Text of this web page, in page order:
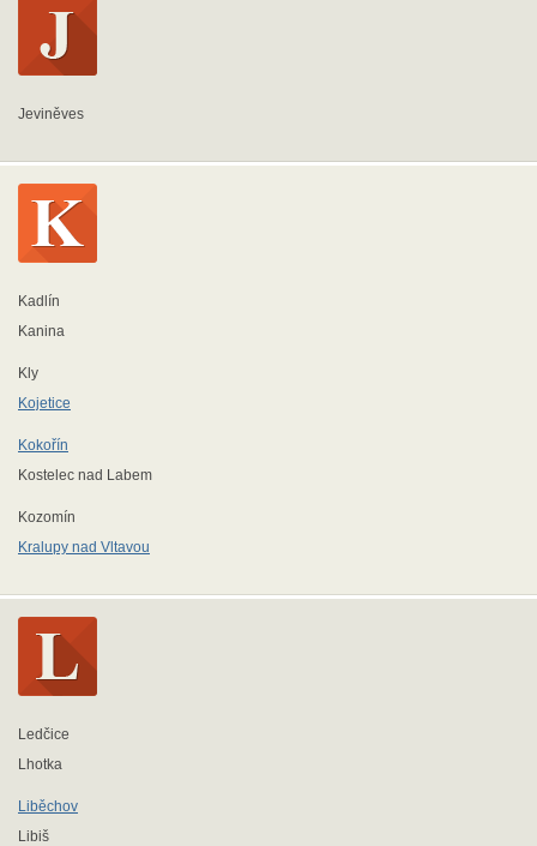
Jeviněves
Kadlín
Kanina
Kly
Kojetice
Kokořín
Kostelec nad Labem
Kozomín
Kralupy nad Vltavou
Ledčice
Lhotka
Liběchov
Libiš